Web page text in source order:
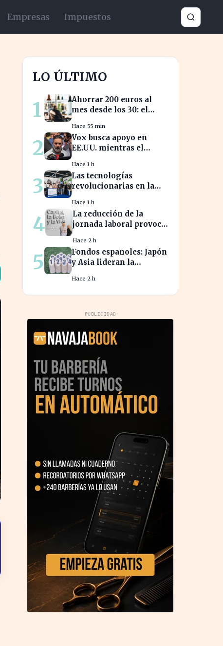
Empresas Impuestos
LO ÚLTIMO
1
Ahorrar 200 euros al
mes desde los 30: el
en tu jubilación
Hace 55 min
2
Vox busca apoyo en
EE.UU. mientras el
inmigración marroquí
se intensifica
Hace 1 h
3
Las tecnologías
revolucionarias en la
cambiar el futuro
empresarial en Asturias
Hace 1 h
4
La reducción de la
jornada laboral provoca
productividad española
Hace 2 h
5
Fondos españoles: Japón
y Asia lideran la
semestre de IA en 2026
Hace 2 h
PUBLICIDAD